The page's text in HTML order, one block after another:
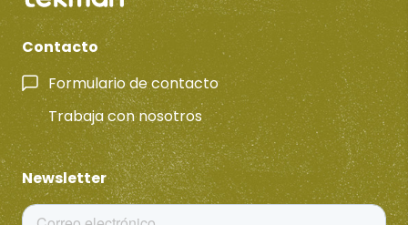
Contacto
Formulario de contacto
Trabaja con nosotros
Newsletter